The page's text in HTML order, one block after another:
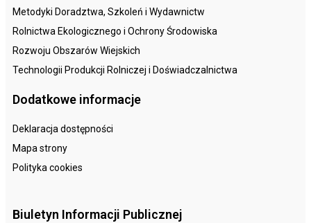
Metodyki Doradztwa, Szkoleń i Wydawnictw
Rolnictwa Ekologicznego i Ochrony Środowiska
Rozwoju Obszarów Wiejskich
Technologii Produkcji Rolniczej i Doświadczalnictwa
Dodatkowe informacje
Deklaracja dostępności
Mapa strony
Polityka cookies
Biuletyn Informacji Publicznej